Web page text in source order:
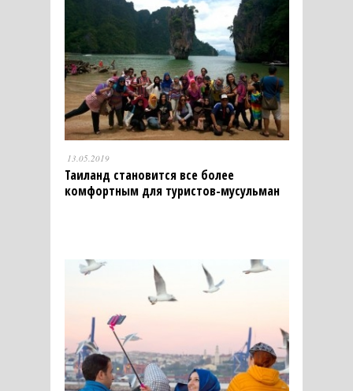
13.05.2019
Таиланд становится все более
комфортным для туристов-мусульман